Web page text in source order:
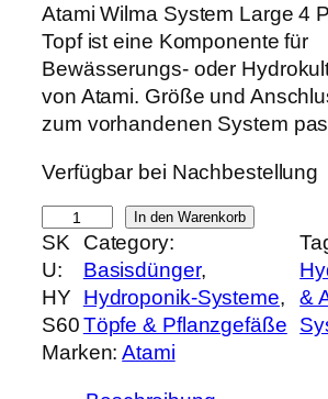
r
s
p
r
ü
g
l
i
c
h
e
r
k
t
u
e
l
e
r
P
e
i
s
Atami Wilma System Large 4
Topf ist eine Komponente für
Bewässerungs- oder
von Atami. Größe und
zum vorhandenen System
Verfügbar bei Nachbestellung
t
a
m
i
W
In den Warenkorb
SK
U:
HY
S60
Category:
Basisdünger
Hydroponik-Systeme
Töpfe & Pflanzgefäße
&
Marken:Atami